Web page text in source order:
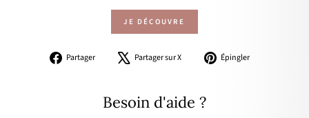
JE DÉCOUVRE
Partager
PartagerPartager sur X
Tweeter Épingler
Besoin d'aide ?